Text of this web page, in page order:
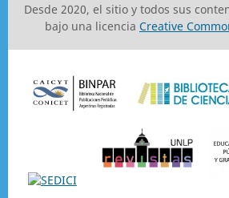
Desde 2020, el sitio y todos sus
bajo una licencia Creative